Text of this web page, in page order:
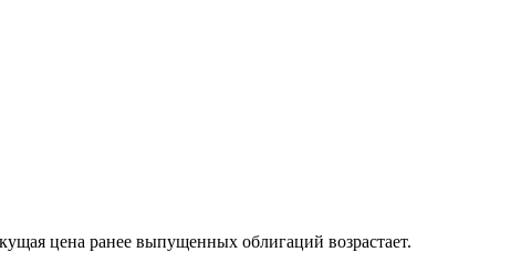
цена ранее выпущенных облигаций возрастает.